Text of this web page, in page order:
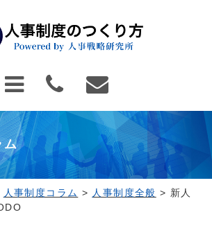
ム
人事制度コラム > 人事制度全般 > 新人